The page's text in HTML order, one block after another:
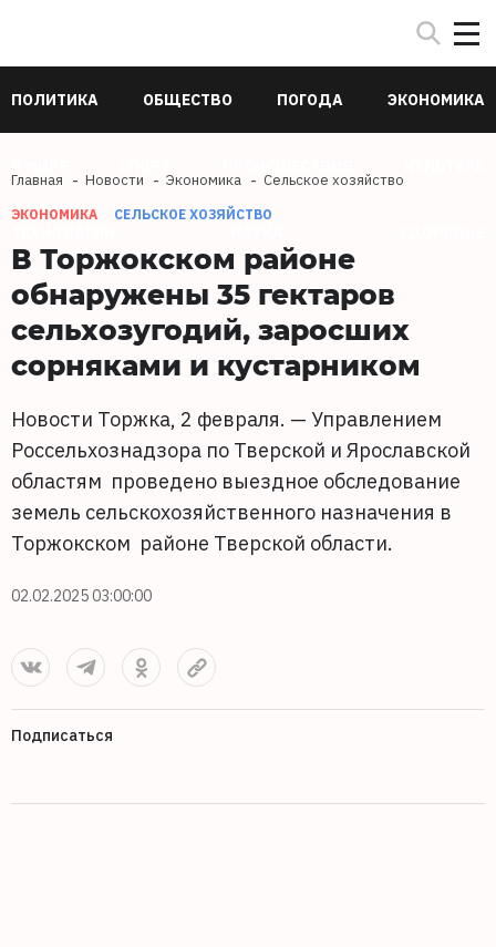
ПОЛИТИКА ОБЩЕСТВО ПОГОДА ЭКОНОМИКА
Главная Новости Экономика Сельское хозяйство
ЭКОНОМИКА СЕЛЬСКОЕ ХОЗЯЙСТВО
В Торжокском районе
обнаружены 35 гектаров
сельхозугодий, заросших
сорняками и кустарником
Новости Торжка, 2 февраля. — Управлением
Россельхознадзора по Тверской и Ярославской
областям проведено выездное обследование
земель сельскохозяйственного назначения в
Торжокском районе Тверской области.
02.02.2025 03:00:00
Подписаться